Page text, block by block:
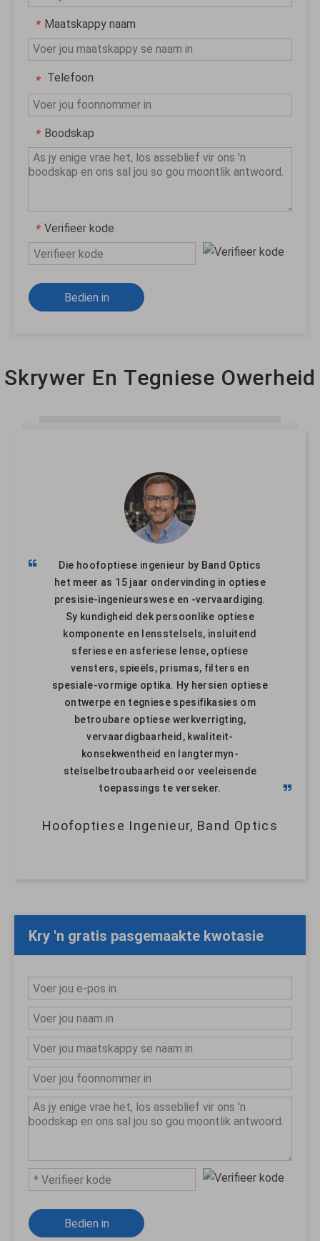
* Maatskappy naam
* Telefoon
* Boodskap
* Verifieer kode
Bedien in
Skrywer En Tegniese Owerheid
Die hoofoptiese ingenieur by Band Optics
het meer as 15 jaar ondervinding in optiese
presisie-ingenieurswese en -vervaardiging.
Sy kundigheid dek persoonlike optiese
komponente en lensstelsels, insluitend
sferiese en asferiese lense, optiese
vensters, spieëls, prismas, filters en
spesiale-vormige optika. Hy hersien optiese
ontwerpe en tegniese spesifikasies om
betroubare optiese werkverrigting,
vervaardigbaarheid, kwaliteit-
konsekwentheid en langtermyn-
stelselbetroubaarheid oor veeleisende
toepassings te verseker.
Hoofoptiese Ingenieur, Band Optics
Kry 'n gratis pasgemaakte kwotasie
Bedien in